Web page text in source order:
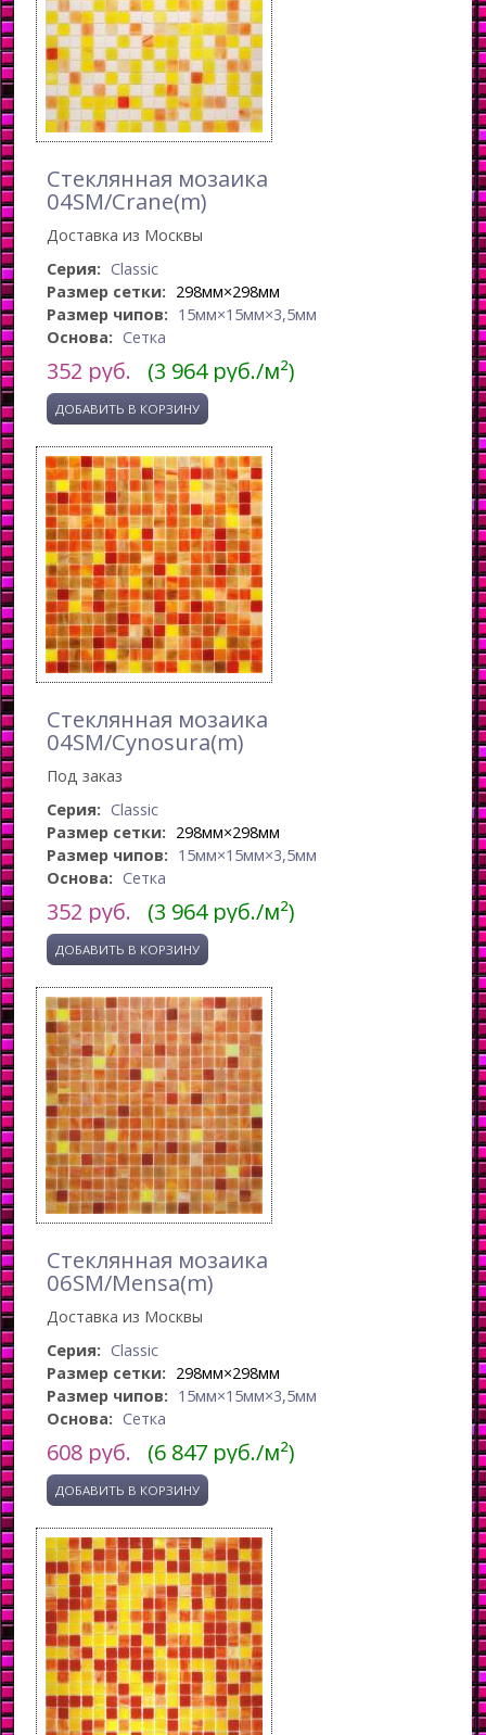
Стеклянная мозаика
04SM/Crane(m)
Доставка из Москвы
Серия: Classic
Размер сетки: 298мм×298мм
Размер чипов: 15мм×15мм×3,5мм
Основа: Сетка
352 руб. (3 964 руб./м²)
Стеклянная мозаика
04SM/Cynosura(m)
Под заказ
Серия: Classic
Размер сетки: 298мм×298мм
Размер чипов: 15мм×15мм×3,5мм
Основа: Сетка
352 руб. (3 964 руб./м²)
Стеклянная мозаика
06SM/Mensa(m)
Доставка из Москвы
Серия: Classic
Размер сетки: 298мм×298мм
Размер чипов: 15мм×15мм×3,5мм
Основа: Сетка
608 руб. (6 847 руб./м²)